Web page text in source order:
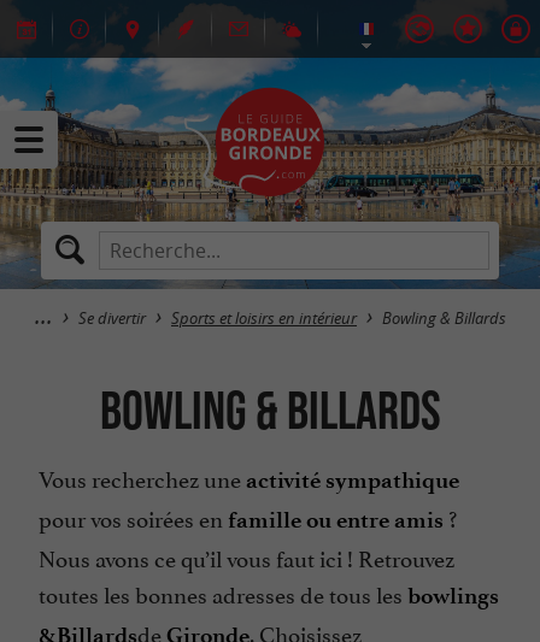
Se divertir Sports et loisirs en intérieur Bowling & Billards
Bowling & Billards
Vous recherchez une activité sympathique
pour vos soirées en famille ou entre amis ?
Nous avons ce qu’il vous faut ici ! Retrouvez
toutes les bonnes adresses de tous les bowlings
&BillardsdeGironde. Choisissez